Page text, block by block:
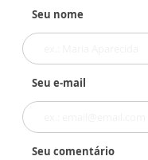
Seu nome
Seu e-mail
Seu comentário